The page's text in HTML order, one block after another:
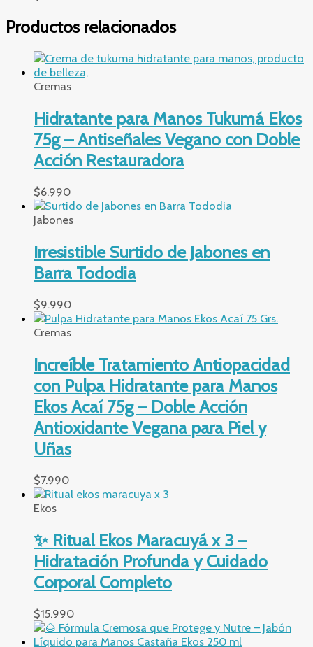
Productos relacionados
Cremas
Hidratante para Manos Tukumá Ekos
75g – Antiseñales Vegano con Doble
Acción Restauradora
$6.990
Jabones
Irresistible Surtido de Jabones en
Barra Tododia
$9.990
Cremas
Increíble Tratamiento Antiopacidad
con Pulpa Hidratante para Manos
Ekos Acaí 75g – Doble Acción
Antioxidante Vegana para Piel y
Uñas
$7.990
Ekos
✨ Ritual Ekos Maracuyá x 3 –
Hidratación Profunda y Cuidado
Corporal Completo
$15.990